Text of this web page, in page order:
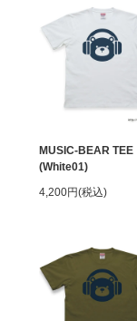
MUSIC-BEAR TEE
(White01)
4,200円(税込)